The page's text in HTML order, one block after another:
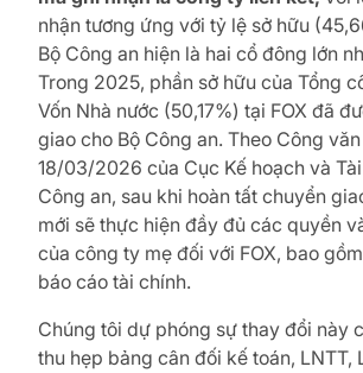
nhận tương ứng với tỷ lệ sở hữu
Bộ Công an hiện là hai cổ đông lớn
Trong 2025, phần sở hữu của Tổng
Vốn Nhà nước (50,17%) tại FOX đã
giao cho Bộ Công an. Theo Công
18/03/2026 của Cục Kế hoạch và
Công an, sau khi hoàn tất chuyển
mới sẽ thực hiện đầy đủ các quyền
của công ty mẹ đối với FOX, bao
báo cáo tài chính.
Chúng tôi dự phóng sự thay đổi này
thu hẹp bảng cân đối kế toán, LNTT,